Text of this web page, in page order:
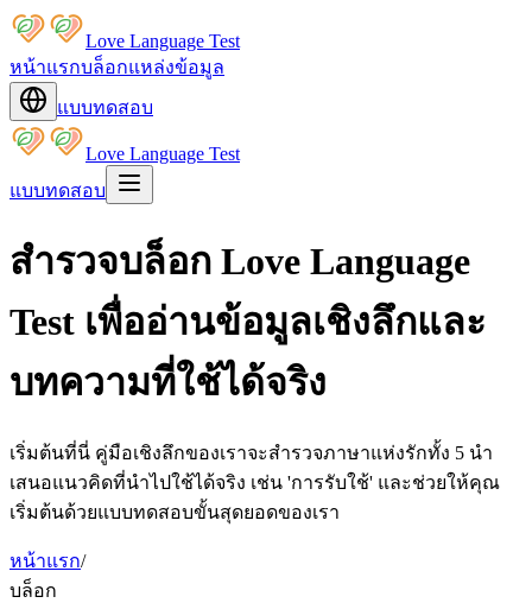
Love Language Test
หน้าแรกบล็อกแหล่งข้อมูล
แบบทดสอบ
Love Language Test
แบบทดสอบ
สำรวจบล็อก Love Language
Test เพื่ออ่านข้อมูลเชิงลึกและ
บทความที่ใช้ได้จริง
เริ่มต้นที่นี่ คู่มือเชิงลึกของเราจะสำรวจภาษาแห่งรักทั้ง 5 นำ
เสนอแนวคิดที่นำไปใช้ได้จริง เช่น 'การรับใช้' และช่วยให้คุณ
เริ่มต้นด้วยแบบทดสอบขั้นสุดยอดของเรา
หน้าแรก/
บล็อก